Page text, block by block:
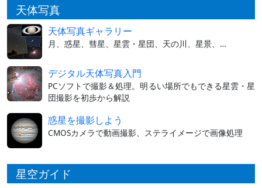
天体写真
天体写真ギャラリー
月、惑星、彗星、星雲・星団、天の川、星景、…
デジタル天体写真入門
PCソフトで撮影＆処理。明るい場所でもできる星雲・星
団撮影を初歩から解説
惑星を撮影しよう
CMOSカメラで動画撮影、ステライメージで画像処理
星空ガイド